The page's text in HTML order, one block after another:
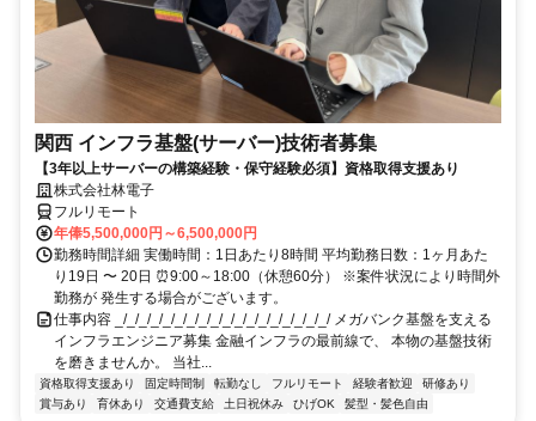
関西 インフラ基盤(サーバー)技術者募集
【3年以上サーバーの構築経験・保守経験必須】資格取得支援あり
株式会社林電子
フルリモート
年俸5,500,000円～6,500,000円
勤務時間詳細 実働時間：1日あたり8時間 平均勤務日数：1ヶ月あた
り19日 〜 20日 ⏰9:00～18:00（休憩60分） ※案件状況により時間外
勤務が 発生する場合がございます。
仕事内容 _/_/_/_/_/_/_/_/_/_/_/_/_/_/_/_/_/_/ メガバンク基盤を支える
インフラエンジニア募集 金融インフラの最前線で、 本物の基盤技術
を磨きませんか。 当社...
資格取得支援あり 固定時間制 転勤なし フルリモート 経験者歓迎
研修あり
賞与あり
育休あり 交通費支給 土日祝休み ひげOK 髪型・髪色自由